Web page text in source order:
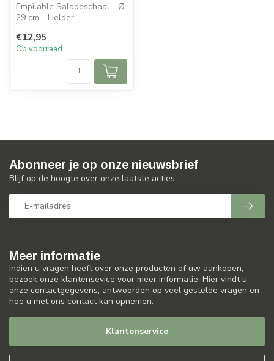
Empilable Saladeschaal - Ø
29 cm - Helder
€12,95
Op voorraad
Meer informatie
Indien u vragen heeft over onze producten of uw aankopen,
bezoek onze klantensevice voor meer informatie. Hier vindt u
onze contactgegevens, antwoorden op veel gestelde vragen en
hoe u met ons contact kan opnemen.
Klantenservice
Abonneer je op onze nieuwsbrief
Blijf op de hoogte over onze laatste acties